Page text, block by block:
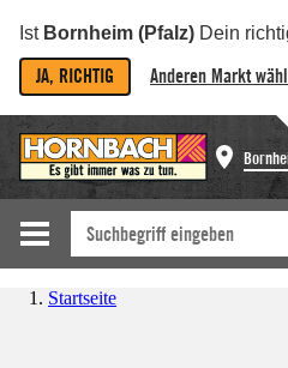
Ist Bornheim (Pfalz) Dein
JA, RICHTIG Anderen Markt
Startseite